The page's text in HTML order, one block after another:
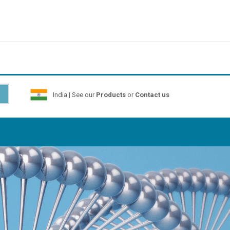
India | See our Productsor Contact us